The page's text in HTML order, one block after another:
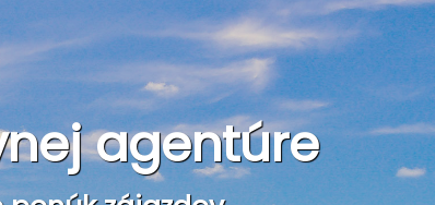
agentúre